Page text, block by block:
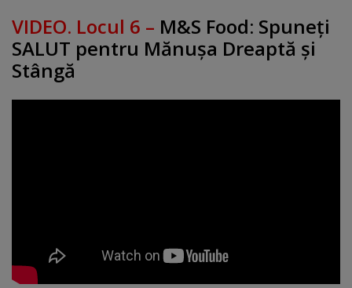
VIDEO. Locul 6 – M&S Food: Spuneţi
SALUT pentru Mănuşa Dreaptă şi
Stângă